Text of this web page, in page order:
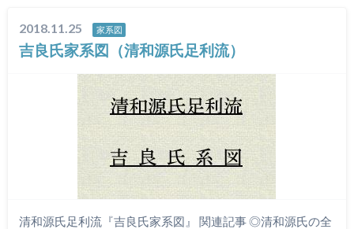
2018.11.25 家系図
吉良氏家系図（清和源氏足利流）
清和源氏足利流『吉良氏家系図』 関連記事 ◎清和源氏の全